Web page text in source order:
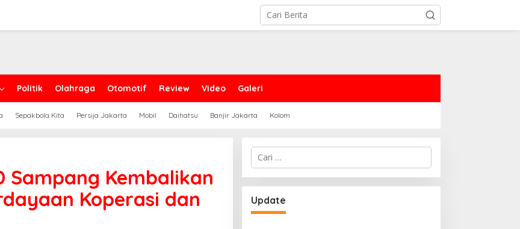
Politik Olahraga Otomotif Review Video Galeri
Sepakbola Kita Persija Jakarta Mobil Daihatsu Banjir Jakarta Kolom
Sampang Kembalikan
Koperasi dan
Cari
untuk:
Update